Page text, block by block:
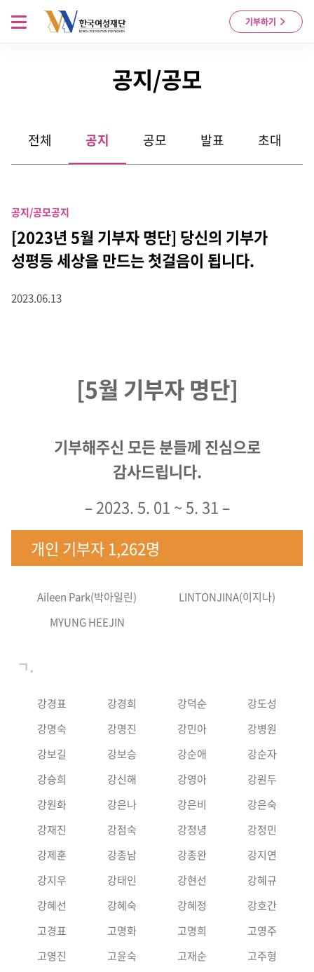
Skip to content
기부하기
메뉴 열기
공지/공모
전체 공지 공모 발표 초대
공지/공모공지
[2023년 5월 기부자 명단] 당신의 기부가
성평등 세상을 만드는 첫걸음이 됩니다.
2023.06.13
[5월 기부자 명단]
기부해주신 모든 분들께 진심으로
감사드립니다.
– 2023. 5. 01 ~ 5. 31 –
개인 기부자 1,262명
Aileen Park(박아일린)
LINTONJINA(이지나)
MYUNG HEEJIN
ㄱ.
강경표 강경희 강덕순
강도성
강명숙
강명진 강민아
강병원
강보길
강보승 강순애
강순자
강승희
강신해 강영아
강원두
강원화
강은나 강은비
강은숙
강재진
강점숙 강정녕
강정민
강제훈
강종남 강종완
강지연
강지우
강태인 강현선
강혜규
강혜선
강혜숙 강혜정
강호간
고경표
고명화 고명희
고영주
고영진
고윤숙 고재순
고주형